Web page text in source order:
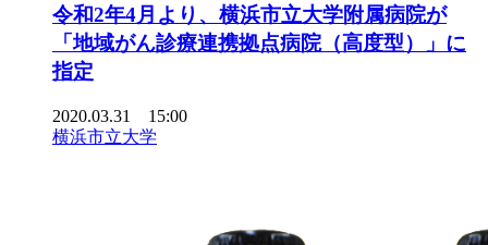
令和2年4月より、横浜市立大学附属病院が
「地域がん診療連携拠点病院（高度型）」に
指定
2020.03.31 15:00
横浜市立大学